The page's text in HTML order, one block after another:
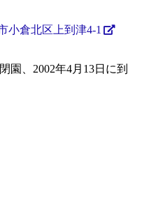
小倉北区上到津4-1
園、2002年4月13日に到